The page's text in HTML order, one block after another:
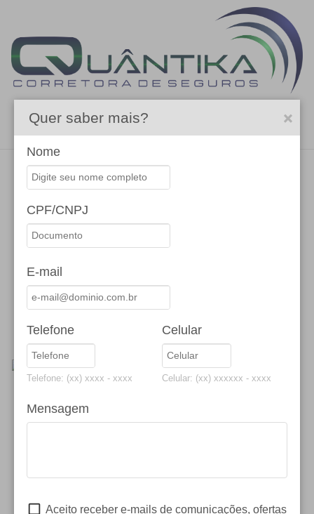
Menu
Seguro de Vida
Quer saber mais?
Nome
CPF/CNPJ
E-mail
Telefone
Telefone: (xx) xxxx - xxxx
Celular
Celular: (xx) xxxxxx - xxxx
Mensagem
Aceito receber e-mails de comunicações, ofertas